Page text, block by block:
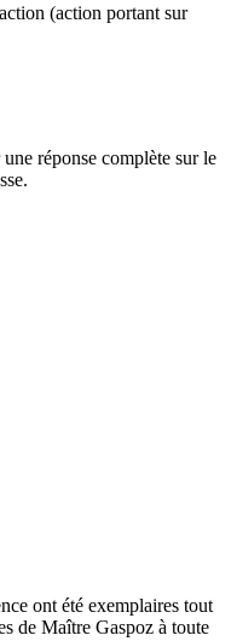
(action portant sur
réponse complète sur le
ont été exemplaires tout
de Maître Gaspoz à toute